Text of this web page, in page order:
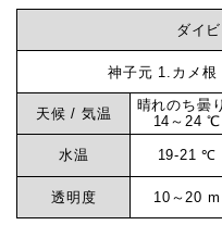
元
マ
イ
ブ
ダイ
神子元 1.カメ
天候 / 気温
晴れのち曇
14～24 ℃
水温 19-21 ℃
透明度 10～20 m